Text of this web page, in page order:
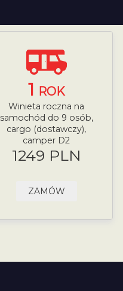
1 ROK
Winieta roczna na
samochód do 9 osób,
cargo (dostawczy),
camper D2
1249 PLN
ZAMÓW